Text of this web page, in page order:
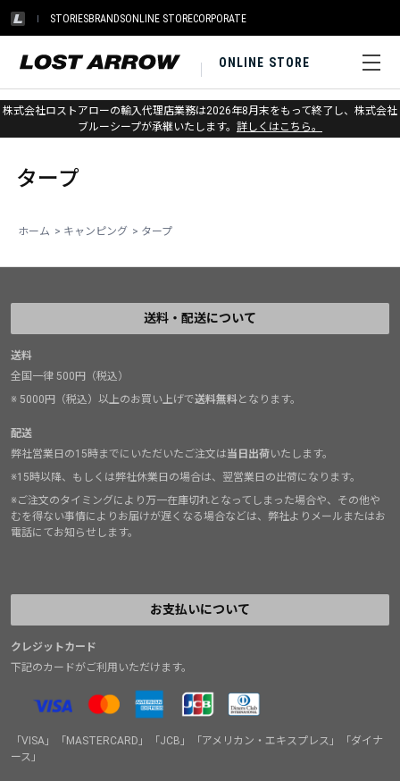
STORIESBRANDSONLINE STORECORPORATE
ONLINE STORE
株式会社ロストアローの輸入代理店業務は2026年8月末をもって終了し、株式会社
ブルーシープが承継いたします。 詳しくはこちら。
ホーム > キャンピング > タープ
タープ
ホーム > キャンピング > タープ
送料・配送について
送料
全国一律 500円（税込）
※ 5000円（税込）以上のお買い上げで送料無料となります。
配送
弊社営業日の15時までにいただいたご注文は当日出荷いたします。
※15時以降、もしくは弊社休業日の場合は、翌営業日の出荷になります。
※ご注文のタイミングにより万一在庫切れとなってしまった場合や、その他や
むを得ない事情によりお届けが遅くなる場合などは、弊社よりメールまたはお
電話にてお知らせします。
お支払いについて
クレジットカード
下記のカードがご利用いただけます。
「VISA」「MASTERCARD」「JCB」「アメリカン・エキスプレス」「ダイナ
ース」